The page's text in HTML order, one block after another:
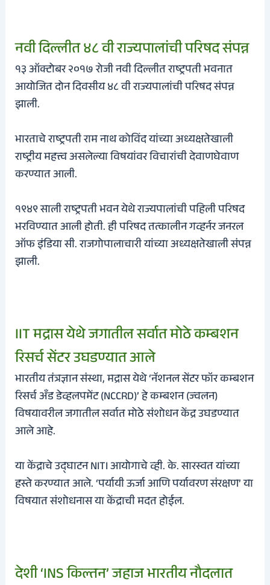
नवी दिल्लीत ४८ वी राज्यपालांची परिषद संपन्न
१३ ऑक्टोबर २०१७ रोजी नवी दिल्लीत राष्ट्रपती भवनात
आयोजित दोन दिवसीय ४८ वी राज्यपालांची परिषद संपन्न
झाली.
भारताचे राष्ट्रपती राम नाथ कोविंद यांच्या अध्यक्षतेखाली
राष्ट्रीय महत्त्व असलेल्या विषयांवर विचारांची देवाणघेवाण
करण्यात आली.
१९४९ साली राष्ट्रपती भवन येथे राज्यपालांची पहिली परिषद
भरविण्यात आली होती. ही परिषद तत्कालीन गव्हर्नर जनरल
ऑफ इंडिया सी. राजगोपालाचारी यांच्या अध्यक्षतेखाली संपन्न
झाली.
IIT मद्रास येथे जगातील सर्वात मोठे कम्बशन
रिसर्च सेंटर उघडण्यात आले
भारतीय तंत्रज्ञान संस्था, मद्रास येथे ‘नॅशनल सेंटर फॉर कम्बशन
रिसर्च अँड डेव्हलपमेंट (NCCRD)’ हे कम्बशन (ज्वलन)
विषयावरील जगातील सर्वात मोठे संशोधन केंद्र उघडण्यात
आले आहे.
या केंद्राचे उद्घाटन NITI आयोगाचे व्ही. के. सारस्वत यांच्या
हस्ते करण्यात आले. ‘पर्यायी ऊर्जा आणि पर्यावरण संरक्षण’ या
विषयात संशोधनास या केंद्राची मदत होईल.
देशी ‘INS किल्तन’ जहाज भारतीय नौदलात